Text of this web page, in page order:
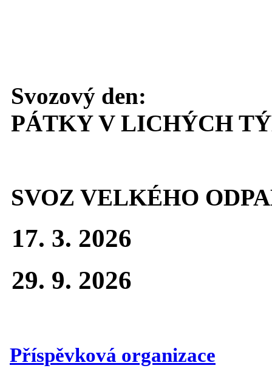
Svozový den:
PÁTKY V LICHÝCH
SVOZ VELKÉHO
17. 3. 2026
29. 9. 2026
Příspěvková organizace